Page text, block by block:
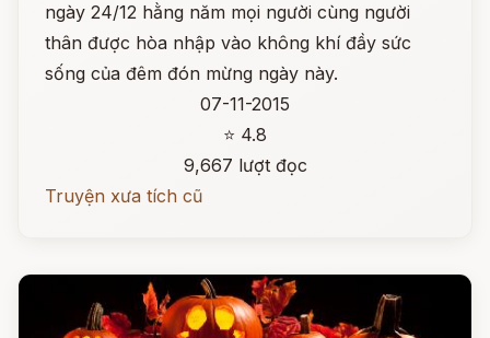
ngày 24/12 hằng năm mọi người cùng người
thân được hòa nhập vào không khí đầy sức
sống của đêm đón mừng ngày này.
07-11-2015
⭐ 4.8
9,667 lượt đọc
Truyện xưa tích cũ